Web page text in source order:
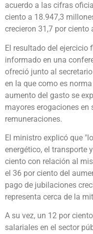
acuerdo a las cifras
ciento a 18.947,3
crecieron 31,7 por ciento
El resultado del ejercicio
informado en una
ofreció junto al
en la que como es
aumento del gasto se
mayores erogaciones
remuneraciones.
El ministro explicó que
energético, el transporte
ciento con relación al
el 36 por ciento del
pago de jubilaciones
representa cerca de la
A su vez, un 12 por
salariales en el sector